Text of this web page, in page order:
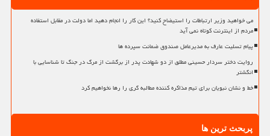
می خواهید وزیر ارتباطات را استیضاح کنید؟ این کار را انجام دهید اما دولت در مقابل استفاده
مردم از اینترنت کوتاه نمی آید
پیام تسلیت عارف به مدیرعامل صندوق ضمانت سپرده ها
روایت دختر سردار حسینی مطلق از دو شهادت پدر از برگشت از مرگ در جنگ تا شناسایی با
انگشتر
خط و نشان نبویان برای تیم مذاکره کننده مطالبه گری را رها نخواهیم کرد
پربحث ترین ها